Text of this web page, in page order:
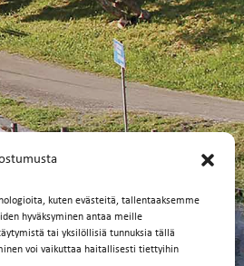
kuten evästeitä, tallentaaksemme
hyväksyminen antaa meille
tai yksilöllisiä tunnuksia tällä
voi vaikuttaa haitallisesti tiettyihin